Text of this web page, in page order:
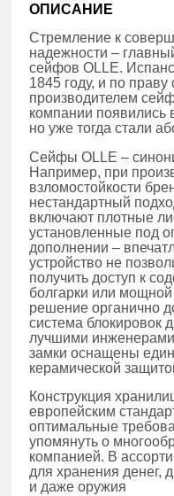
ОПИСАНИЕ
Стремление к
надежности –
сейфов OLLE.
1845 году, и по
производителем
компании появились
но уже тогда стали
Сейфы OLLE –
Например, при
взломостойкости
нестандартный
включают плотные
установленные под
дополнении –
устройство не
получить доступ к
болгарки или
решение органично
система блокировок
лучшими
замки оснащены
керамической
Конструкция
европейским
оптимальные
упомянуть о
компанией. В
для хранения денег,
и даже оружия